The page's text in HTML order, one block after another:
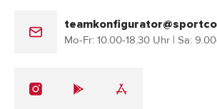
Mo-Fr: 10.00-18.30 Uhr | Sa: